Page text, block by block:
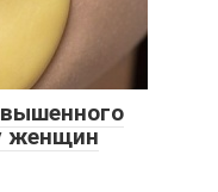
женщин